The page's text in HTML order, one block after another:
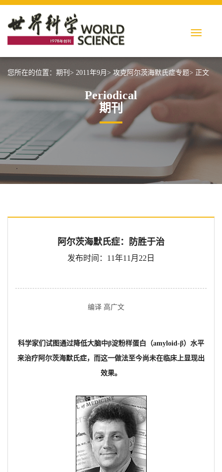
您所在的位置： 期刊> 2011年9月> 攻克阿尔茨海默氏症专题> 正文
Periodical
期刊
阿尔茨海默氏症：防胜于治
发布时间：11年11月22日
编译 高广文
科学家们试图通过降低大脑中β淀粉样蛋白（amyloid-β）水平
来治疗阿尔茨海默氏症，而这一做法至今尚未在临床上显现出
效果。